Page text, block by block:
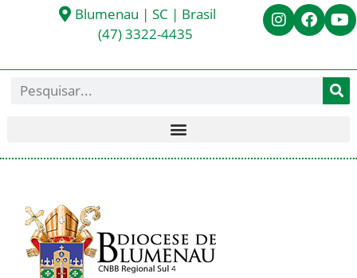
Blumenau | SC | Brasil
(47) 3322-4435